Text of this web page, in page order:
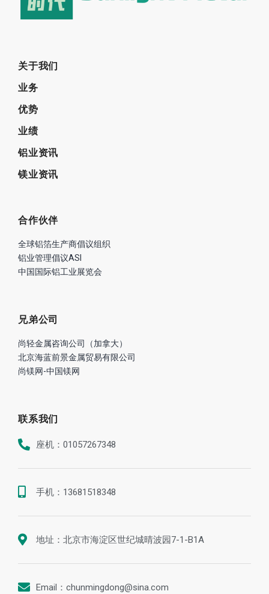
关于我们
业务
优势
业绩
铝业资讯
镁业资讯
合作伙伴
全球铝箔生产商倡议组织
铝业管理倡议ASI
中国国际铝工业展览会
兄弟公司
尚轻金属咨询公司（加拿大）
北京海蓝前景金属贸易有限公司
尚镁网-中国镁网
联系我们
座机：01057267348
手机：13681518348
地址：北京市海淀区世纪城晴波园7-1-B1A
Email：chunmingdong@sina.com